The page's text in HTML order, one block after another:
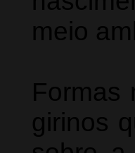
meio
Formas
girinos